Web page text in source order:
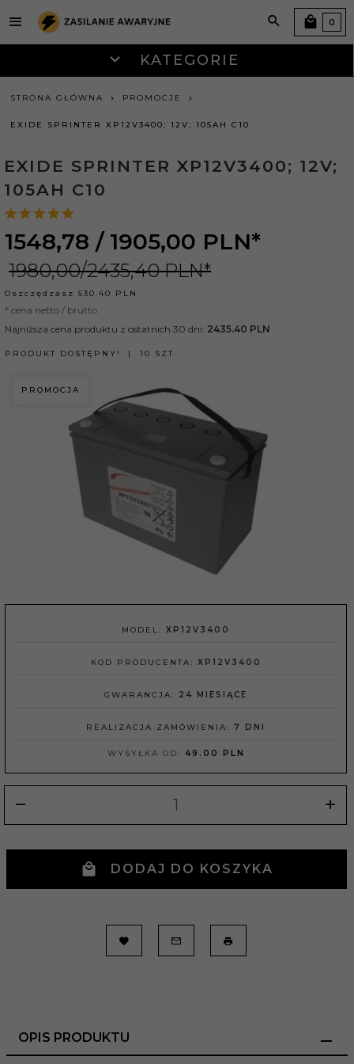
KATEGORIE
0
STRONA GŁÓWNA PROMOCJE
EXIDE SPRINTER XP12V3400; 12V; 105AH C10
EXIDE SPRINTER XP12V3400; 12V;
105AH C10
1548,78 / 1905,00 PLN*
1980,00/2435,40 PLN*
Oszczędzasz 530.40 PLN
* cena netto / brutto
Najniższa cena produktu z ostatnich 30 dni: 2435.40 PLN
PRODUKT DOSTĘPNY! 10 SZT.
PROMOCJA
MODEL: XP12V3400
KOD PRODUCENTA: XP12V3400
GWARANCJA: 24 MIESIĄCE
REALIZACJA ZAMÓWIENIA: 7 DNI
WYSYŁKA OD: 49.00 PLN
DODAJ DO KOSZYKA
OPIS PRODUKTU